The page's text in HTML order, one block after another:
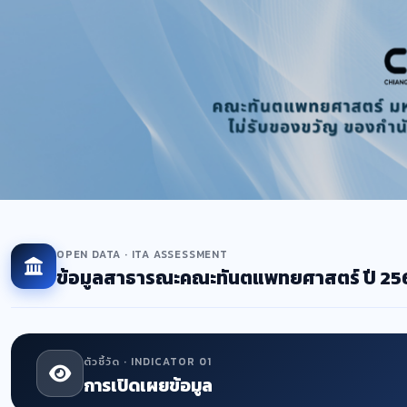
OPEN DATA · ITA ASSESSMENT
ข้อมูลสาธารณะคณะทันตแพทยศาสตร์ ปี
ตัวชี้วัด · INDICATOR 01
การเปิดเผยข้อมูล